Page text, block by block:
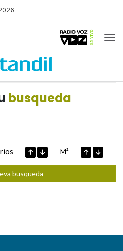
busqueda
M²
busqueda